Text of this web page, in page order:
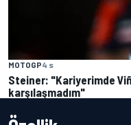
MOTOGP4 s
Steiner: "Kariyerimde
karşılaşmadım"